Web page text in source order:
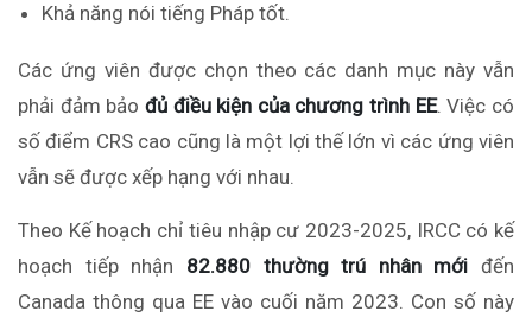
Khả năng nói tiếng Pháp tốt.
Các ứng viên được chọn theo các danh mục này vẫn
phải đảm bảo đủ điều kiện của chương trình EE. Việc có
số điểm CRS cao cũng là một lợi thế lớn vì các ứng viên
vẫn sẽ được xếp hạng với nhau.
Theo Kế hoạch chỉ tiêu nhập cư 2023-2025, IRCC có kế
hoạch tiếp nhận 82.880 thường trú nhân mới đến
Canada thông qua EE vào cuối năm 2023. Con số này